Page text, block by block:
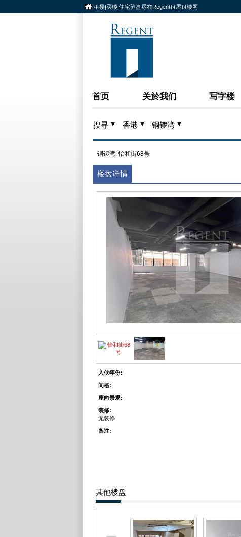
租楼|买楼|住宅笋盘尽在Regent租屋租楼网
首页 关於我们 写字楼
搜寻 香港 铜锣湾
铜锣湾, 怡和街68号
楼盘详情
入伙年份:
间格:
座向景观:
装修:
无装修
备注:
其他楼盘